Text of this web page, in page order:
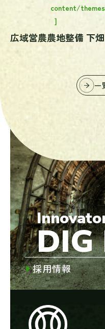
content/
]
広域営農農地整備 下
一
見えな
DIG
採用情報